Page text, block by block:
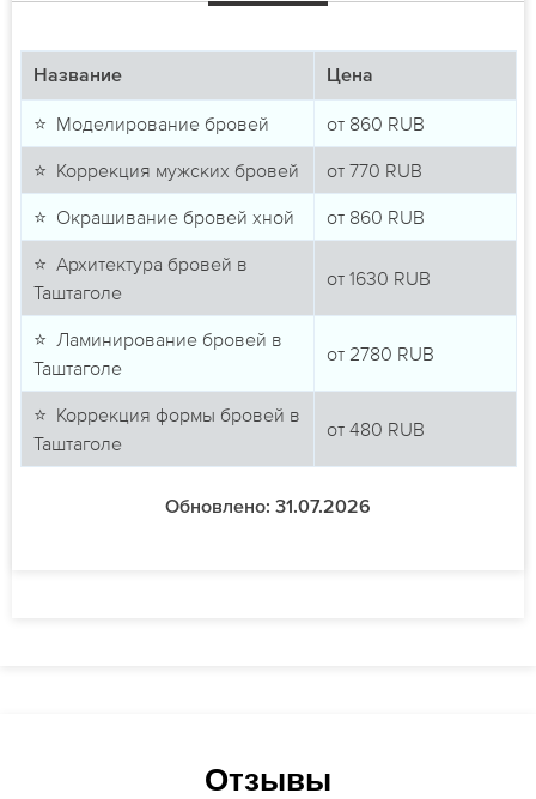
Название Цена
⭐ Моделирование бровей от 860 RUB
⭐ Коррекция мужских бровей от 770 RUB
⭐ Окрашивание бровей хной от 860 RUB
⭐ Архитектура бровей в
Таштаголе
от 1630 RUB
⭐ Ламинирование бровей в
Таштаголе
от 2780 RUB
⭐ Коррекция формы бровей в
Таштаголе
от 480 RUB
Обновлено: 31.07.2026
Отзывы